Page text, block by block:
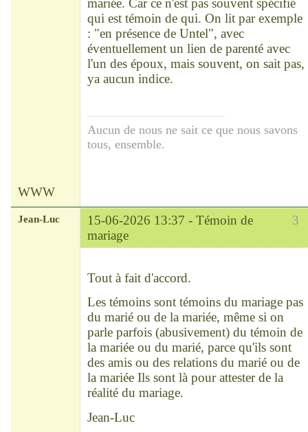
mariée. Car ce n'est pas souvent spécifié
qui est témoin de qui. On lit par exemple
: "en présence de Untel", avec
éventuellement un lien de parenté avec
l'un des époux, mais souvent, on sait pas,
ya aucun indice.
Aucun de nous ne sait ce que nous savons
tous, ensemble.
WWW
3
Jean-Luc 15-06-2026 13:37 - Témoin de
mariage
Tout à fait d'accord.
Les témoins sont témoins du mariage pas
du marié ou de la mariée, même si on
parle parfois (abusivement) du témoin de
la mariée ou du marié, parce qu'ils sont
des amis ou des relations du marié ou de
la mariée Ils sont là pour attester de la
réalité du mariage.
Jean-Luc